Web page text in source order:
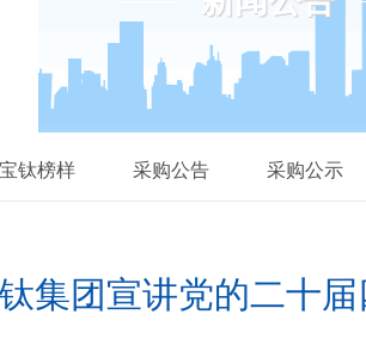
宝钛榜样 采购公告 采购公示
集团宣讲党的二十